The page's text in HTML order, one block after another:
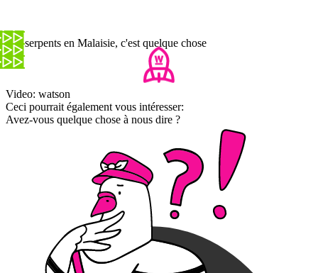
Les serpents en Malaisie, c'est quelque chose
Video: watson
Ceci pourrait également vous intéresser:
Avez-vous quelque chose à nous dire ?